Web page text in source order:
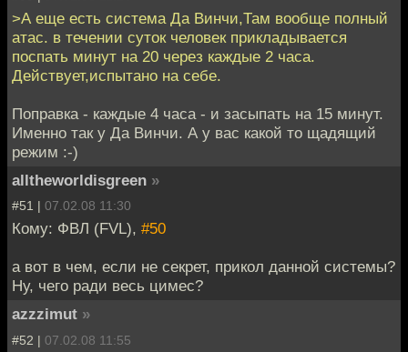
>А еще есть система Да Винчи,Там вообще полный
атас. в течении суток человек прикладывается
поспать минут на 20 через каждые 2 часа.
Действует,испытано на себе.
Поправка - каждые 4 часа - и засыпать на 15 минут.
Именно так у Да Винчи. А у вас какой то щадящий
режим :-)
alltheworldisgreen »
#51 | 07.02.08 11:30
Кому: ФВЛ (FVL), #50
а вот в чем, если не секрет, прикол данной системы?
Ну, чего ради весь цимес?
azzzimut »
#52 | 07.02.08 11:55